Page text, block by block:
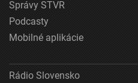
Správy STVR
Podcasty
Mobilné aplikácie
Rádio Slovensko